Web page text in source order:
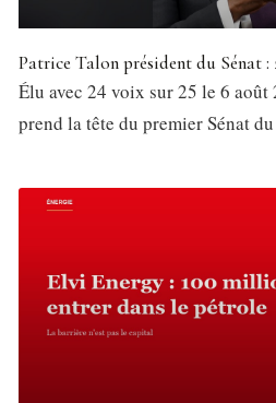
Patrice Talon président du Sénat :
Élu avec 24 voix sur 25 le 6 août
prend la tête du premier Sénat